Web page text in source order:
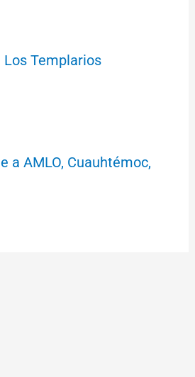
Los Templarios
a AMLO, Cuauhtémoc,